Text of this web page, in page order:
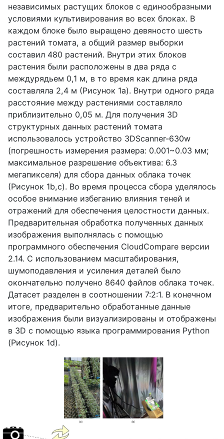
независимых растущих блоков с единообразными
условиями культивирования во всех блоках. В
каждом блоке было выращено девяносто шесть
растений томата, а общий размер выборки
составил 480 растений. Внутри этих блоков
растения были расположены в два ряда с
междурядьем 0,1 м, в то время как длина ряда
составляла 2,4 м (Рисунок 1a). Внутри одного ряда
расстояние между растениями составляло
приблизительно 0,05 м. Для получения 3D
структурных данных растений томата
использовалось устройство 3DScanner-630w
(погрешность измерения размера: 0.001~0.03 мм;
максимальное разрешение объектива: 6.3
мегапикселя) для сбора данных облака точек
(Рисунок 1b,c). Во время процесса сбора уделялось
особое внимание избеганию влияния теней и
отражений для обеспечения целостности данных.
Предварительная обработка полученных данных
изображения выполнялась с помощью
программного обеспечения CloudCompare версии
2.14. С использованием масштабирования,
шумоподавления и усиления деталей было
окончательно получено 8640 файлов облака точек.
Датасет разделен в соотношении 7:2:1. В конечном
итоге, предварительно обработанные данные
изображения были визуализированы и отображены
в 3D с помощью языка программирования Python
(Рисунок 1d).